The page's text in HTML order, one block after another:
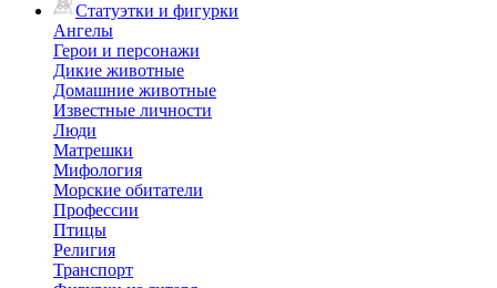
Статуэтки и фигурки
Ангелы
Герои и персонажи
Дикие животные
Домашние животные
Известные личности
Люди
Матрешки
Мифология
Морские обитатели
Профессии
Птицы
Религия
Транспорт